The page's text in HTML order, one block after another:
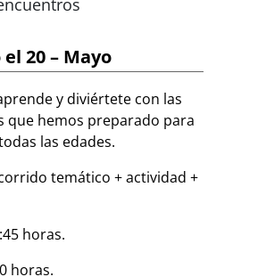
20 – Mayo
y diviértete con las
que hemos preparado para
las edades.
temático + actividad +
horas.
horas.